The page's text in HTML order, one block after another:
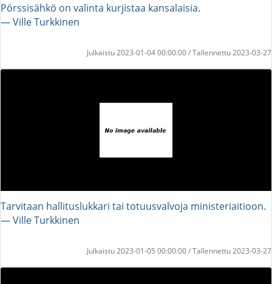
Pörssisähkö on valinta kurjistaa kansalaisia.
― Ville Turkkinen
Julkaistu 2023-01-04 00:00:00 / Tallennettu 2023-03-27
Tarvitaan hallituslukkari tai totuusvalvoja ministeriaitioon.
― Ville Turkkinen
Julkaistu 2023-01-05 00:00:00 / Tallennettu 2023-03-27